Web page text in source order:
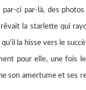
ci par-là, des
la starlette qui
la hisse vers le
pour elle, une fois
son amertume et ses